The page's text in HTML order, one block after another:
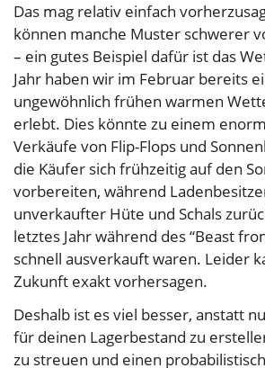
Das mag relativ einfach
können manche Muster schwerer
– ein gutes Beispiel dafür ist das
Jahr haben wir im Februar bereits
ungewöhnlich frühen warmen
erlebt. Dies könnte zu einem
Verkäufe von Flip-Flops und
die Käufer sich frühzeitig auf den
vorbereiten, während
unverkaufter Hüte und Schals
letztes Jahr während des “Beast
schnell ausverkauft waren. Leider
Zukunft exakt vorhersagen.
Deshalb ist es viel besser, anstatt
für deinen Lagerbestand zu
zu streuen und einen